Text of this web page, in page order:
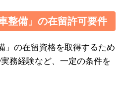
整備」の在留許可要件
」の在留資格を取得するため
務経験など、一定の条件を